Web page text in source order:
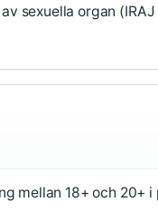
sexuella organ
mellan 18+ och 20+